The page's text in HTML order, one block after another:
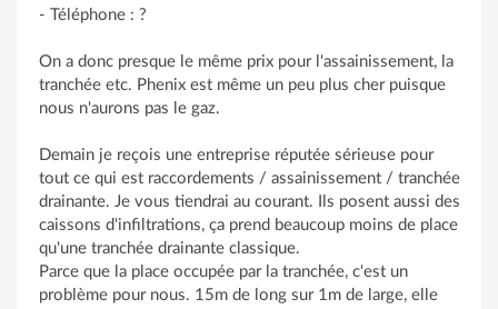
- Téléphone : ?
On a donc presque le même prix pour l'assainissement, la
tranchée etc. Phenix est même un peu plus cher puisque
nous n'aurons pas le gaz.
Demain je reçois une entreprise réputée sérieuse pour
tout ce qui est raccordements / assainissement / tranchée
drainante. Je vous tiendrai au courant. Ils posent aussi des
caissons d'infiltrations, ça prend beaucoup moins de place
qu'une tranchée drainante classique.
Parce que la place occupée par la tranchée, c'est un
problème pour nous. 15m de long sur 1m de large, elle